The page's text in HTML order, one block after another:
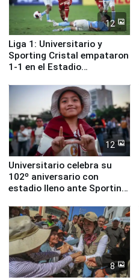
12
Liga 1: Universitario y
Sporting Cristal empataron
1-1 en el Estadio
12
Universitario celebra su
102º aniversario con
estadio lleno ante Sporting
8